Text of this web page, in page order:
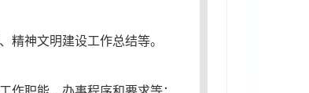
神文明建设工作总结等。